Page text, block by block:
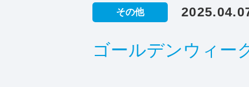
その他
ゴールデンウィー